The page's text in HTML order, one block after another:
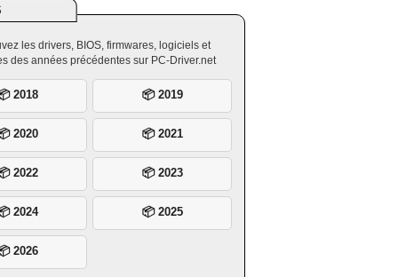
les drivers, BIOS, firmwares, logiciels et
des années précédentes sur PC-Driver.net
2018 📦 2019
2020 📦 2021
2022 📦 2023
2024 📦 2025
2026